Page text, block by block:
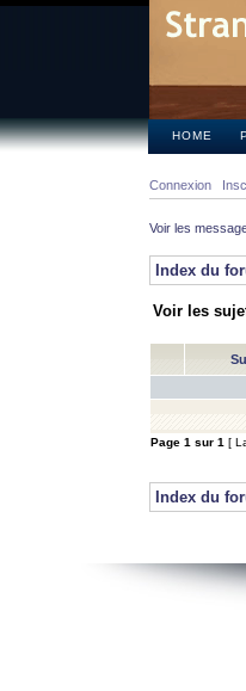
HOME
Connexion
Voir les
Index du
Voir les
Page 1 sur 1 [
Index du